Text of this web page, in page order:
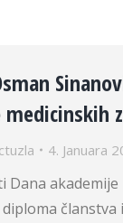
medicinskih
4. Januara
Dana